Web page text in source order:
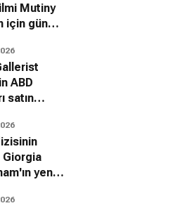
Mutiny
için gün
ABD
satın
Giorgia
yeni